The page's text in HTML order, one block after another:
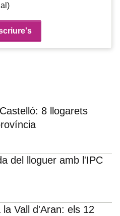
8 llogarets
del lloguer amb l'IPC
Vall d'Aran: els 12